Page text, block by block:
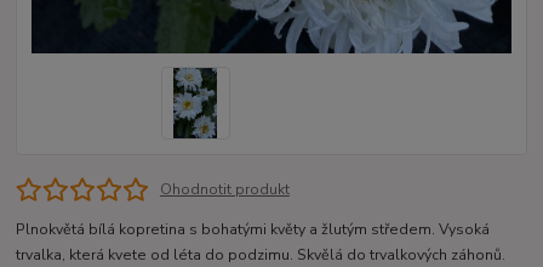
Ohodnotit produkt
Plnokvětá bílá kopretina s bohatými květy a žlutým středem. Vysoká
trvalka, která kvete od léta do podzimu. Skvělá do trvalkových záhonů.